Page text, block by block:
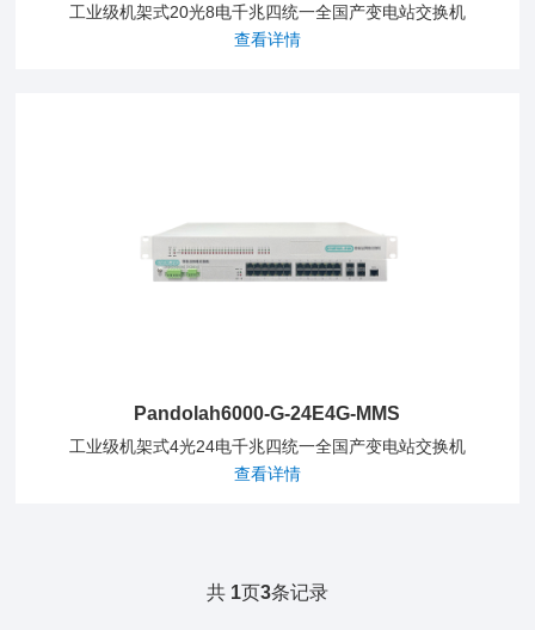
工业级机架式20光8电千兆四统一全国产变电站交换机
查看详情
Pandolah6000-G-24E4G-MMS
工业级机架式4光24电千兆四统一全国产变电站交换机
查看详情
共 1页3条记录